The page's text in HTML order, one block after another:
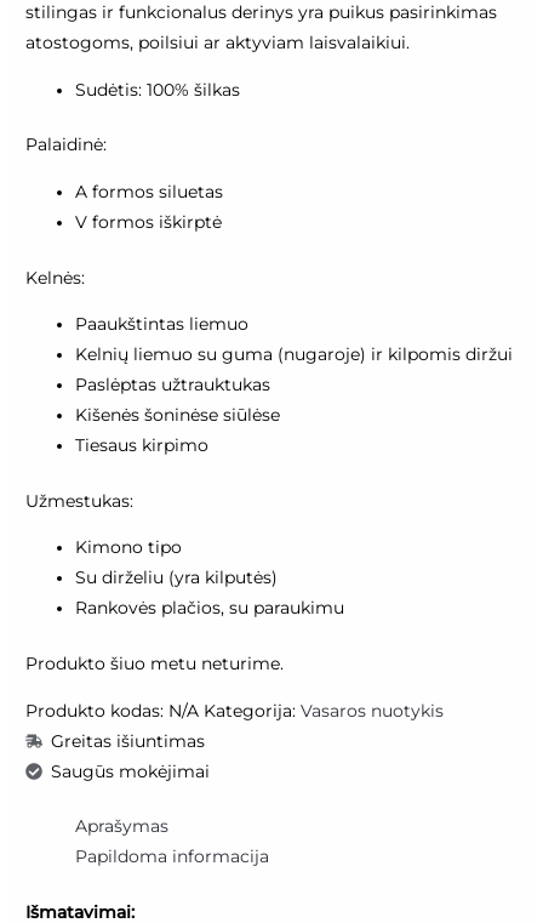
stilingas ir funkcionalus derinys yra puikus pasirinkimas
atostogoms, poilsiui ar aktyviam laisvalaikiui.
Sudėtis: 100% šilkas
Palaidinė:
A formos siluetas
V formos iškirptė
Kelnės:
Paaukštintas liemuo
Kelnių liemuo su guma (nugaroje) ir kilpomis diržui
Paslėptas užtrauktukas
Kišenės šoninėse siūlėse
Tiesaus kirpimo
Užmestukas:
Kimono tipo
Su dirželiu (yra kilputės)
Rankovės plačios, su paraukimu
Produkto šiuo metu neturime.
Produkto kodas: N/A Kategorija:Vasaros nuotykis
Greitas išiuntimas
Saugūs mokėjimai
Aprašymas
Papildoma informacija
Išmatavimai: